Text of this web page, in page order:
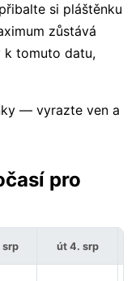
si pláštěnku
zůstává
k tomuto datu,
— vyrazte ven a
pro
srp út 4. srp